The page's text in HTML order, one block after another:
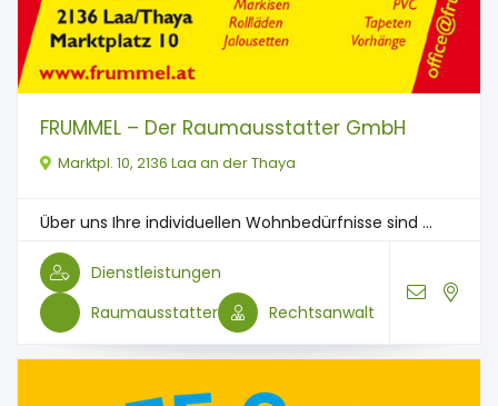
FRUMMEL – Der Raumausstatter GmbH
Marktpl. 10, 2136 Laa an der Thaya
Über uns Ihre individuellen Wohnbedürfnisse sind ...
Dienstleistungen
Raumausstatter
Rechtsanwalt